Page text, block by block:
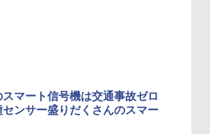
マート信号機は交通事故ゼロ
ンサー盛りだくさんのスマー